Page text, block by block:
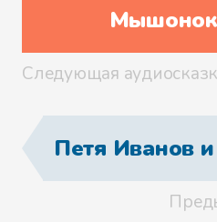
Следующая
Петя Иванов